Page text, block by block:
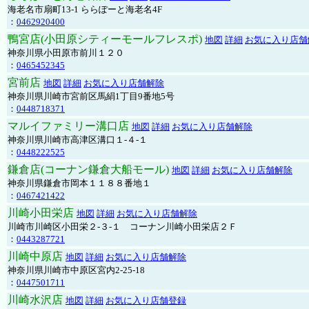
海老名市扇町13-1 ららぽーと海老名4F
： 0462920400
鴨宮店(小田原シティーモールフレスポ) 地図 詳細 お気に入り店
神奈川県小田原市前川１２０
： 0465452345
宮前店 地図 詳細 お気に入り店舗解除
神奈川県川崎市宮前区馬絹1丁目9番地5号
： 0448718371
マルイファミリー溝口店 地図 詳細 お気に入り店舗解除
神奈川県川崎市高津区溝口１-４-１
： 0448222525
鎌倉店(コーナン鎌倉大船モール) 地図 詳細 お気に入り店舗解除
神奈川県鎌倉市岡本１１８８番地１
： 0467421422
川崎小田栄店 地図 詳細 お気に入り店舗解除
川崎市川崎区小田栄２‐３‐１ コーナン川崎小田栄店２Ｆ
： 0443287721
川崎中原店 地図 詳細 お気に入り店舗解除
神奈川県川崎市中原区宮内2-25-18
： 0447501711
川崎水沢店 地図 詳細 お気に入り店舗登録